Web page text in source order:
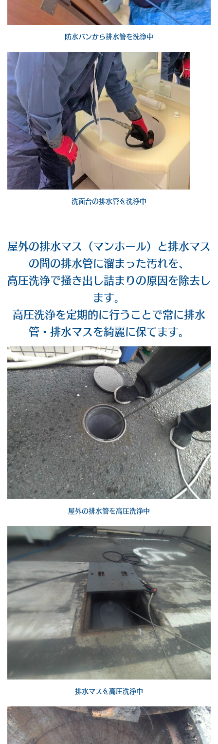
防水パンから排水管を洗浄中
洗面台の排水管を洗浄中
屋外の排水マス（マンホール）と排水マス
の間の排水管に溜まった汚れを、
高圧洗浄で掻き出し詰まりの原因を除去し
ます。
高圧洗浄を定期的に行うことで常に排水
管・排水マスを綺麗に保てます。
屋外の排水管を高圧洗浄中
排水マスを高圧洗浄中